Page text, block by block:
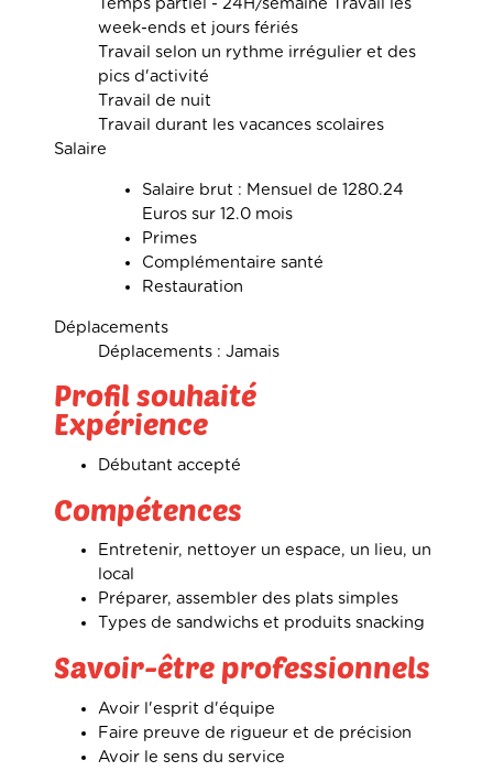
Temps partiel - 24H/semaine Travail les
week-ends et jours fériés
Travail selon un rythme irrégulier et des
pics d'activité
Travail de nuit
Travail durant les vacances scolaires
Salaire
Salaire brut : Mensuel de 1280.24
Euros sur 12.0 mois
Primes
Complémentaire santé
Restauration
Déplacements
Déplacements : Jamais
Profil souhaité
Expérience
Débutant accepté
Compétences
Entretenir, nettoyer un espace, un lieu, un
local
Préparer, assembler des plats simples
Types de sandwichs et produits snacking
Savoir-être professionnels
Avoir l'esprit d'équipe
Faire preuve de rigueur et de précision
Avoir le sens du service